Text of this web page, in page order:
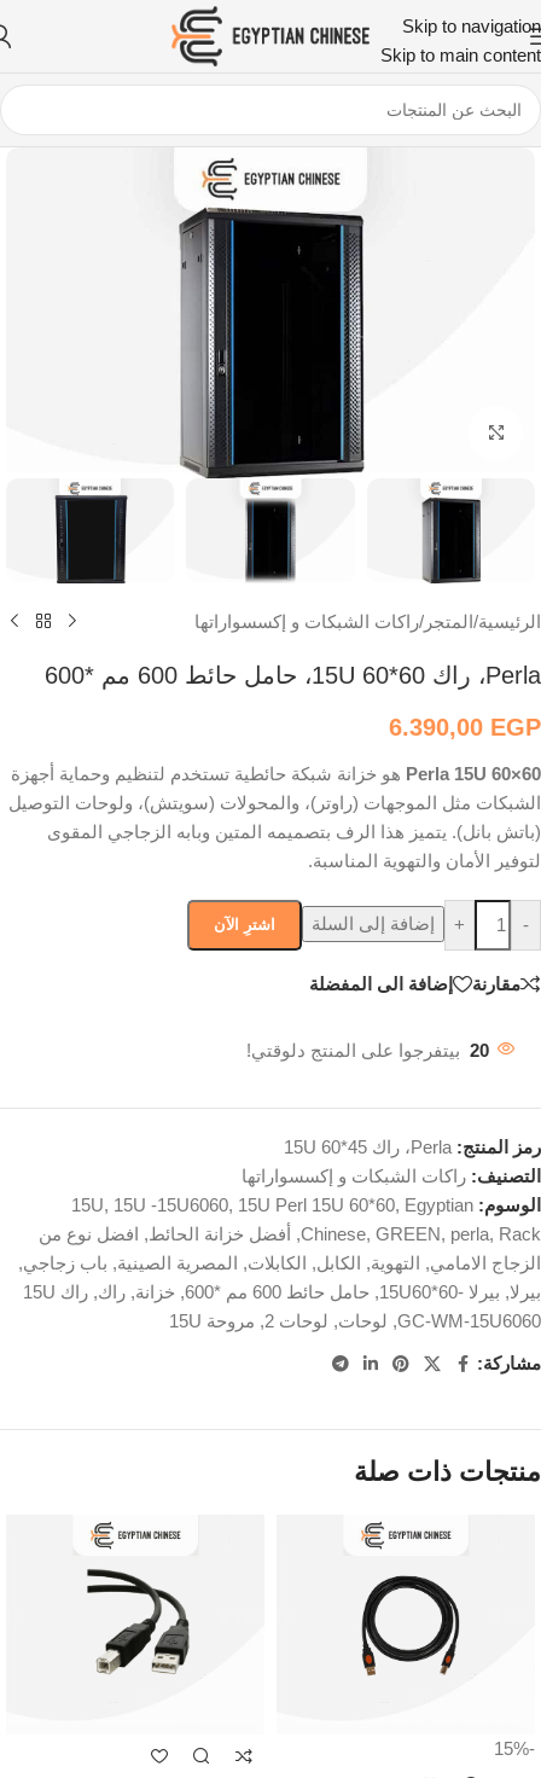
Skip to navigation
Skip to main content
الرئيسية/المتجر /راكات الشبكات و إكسسواراتها
Perla، راك 15U 60*60، حامل حائط 600 مم *600
6.390,00 EGP
Perla 15U 60×60 هو خزانة شبكة حائطية تستخدم لتنظيم وحماية أجهزة
الشبكات مثل الموجهات (راوتر)، والمحولات (سويتش)، ولوحات التوصيل
(باتش بانل). يتميز هذا الرف بتصميمه المتين وبابه الزجاجي المقوى
لتوفير الأمان والتهوية المناسبة.
-
+ إضافة إلى السلة اشترِ الآن
مقارنة إضافة الى المفضلة
20 بيتفرجوا على المنتج دلوقتي!
رمز المنتج: Perla، راك 15U 60*45
التصنيف: راكات الشبكات و إكسسواراتها
الوسوم:
15U, 15U -15U6060, 15U Perl 15U 60*60, Egyptian
Chinese, GREEN, perla, Rack
, أفضل خزانة الحائط, افضل نوع من
الزجاج الامامي, التهوية, الكابل, الكابلات, المصرية الصينية, باب زجاجي,
بيرلا, بيرلا -15U60*60 , حامل حائط 600 مم *600 , خزانة, راك,
راك 15U
GC-WM-15U6060
, لوحات, لوحات 2 , مروحة 15U
مشاركة:
منتجات ذات صلة
-15%